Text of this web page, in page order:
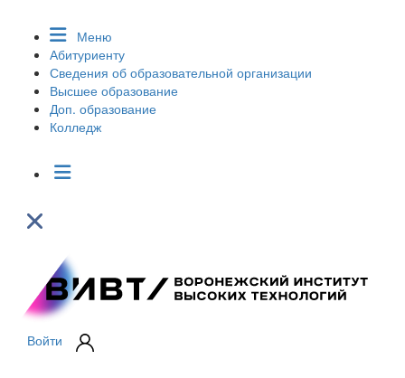
Меню
Абитуриенту
Сведения об образовательной организации
Высшее образование
Доп. образование
Колледж
Войти